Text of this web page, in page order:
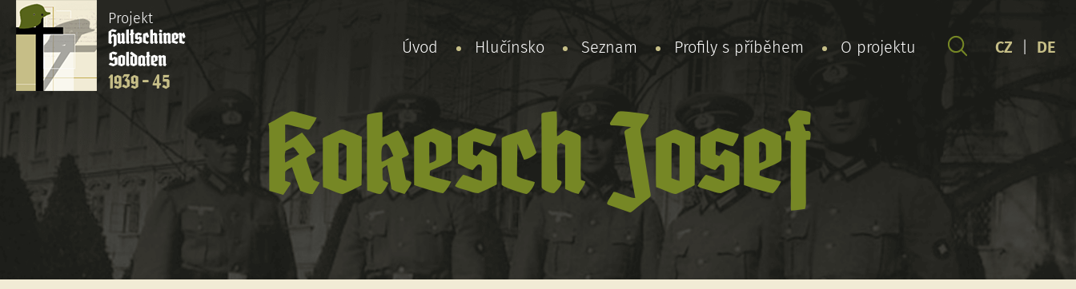
Projekt
Hultschiner
Soldaten
1939 - 45
Úvod Hlučínsko Seznam Profily s příběhem O projektu CZ DE
Kokesch Josef